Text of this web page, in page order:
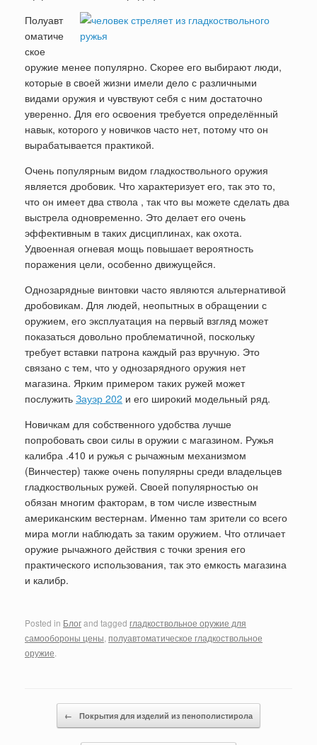
Полуавт
оматиче
ское
оружие менее популярно. Скорее его выбирают люди,
которые в своей жизни имели дело с различными
видами оружия и чувствуют себя с ним достаточно
уверенно. Для его освоения требуется определённый
навык, которого у новичков часто нет, потому что он
вырабатывается практикой.
Очень популярным видом гладкоствольного оружия
является дробовик. Что характеризует его, так это то,
что он имеет два ствола , так что вы можете сделать два
выстрела одновременно. Это делает его очень
эффективным в таких дисциплинах, как охота.
Удвоенная огневая мощь повышает вероятность
поражения цели, особенно движущейся.
Однозарядные винтовки часто являются альтернативой
дробовикам. Для людей, неопытных в обращении с
оружием, его эксплуатация на первый взгляд может
показаться довольно проблематичной, поскольку
требует вставки патрона каждый раз вручную. Это
связано с тем, что у однозарядного оружия нет
магазина. Ярким примером таких ружей может
послужить Зауэр 202 и его широкий модельный ряд.
Новичкам для собственного удобства лучше
попробовать свои силы в оружии с магазином. Ружья
калибра .410 и ружья с рычажным механизмом
(Винчестер) также очень популярны среди владельцев
гладкоствольных ружей. Своей популярностью он
обязан многим факторам, в том числе известным
американским вестернам. Именно там зрители со всего
мира могли наблюдать за таким оружием. Что отличает
оружие рычажного действия с точки зрения его
практического использования, так это емкость магазина
и калибр.
Posted in Блогand tagged гладкоствольное оружие для
самообороны цены полуавтоматическое гладкоствольное
оружие
Post navigation
← Покрытия для изделий из пенополистирола